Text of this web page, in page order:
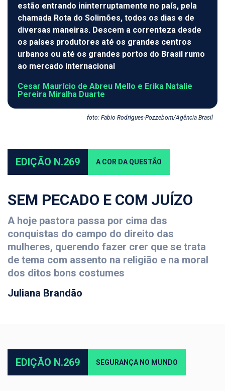
estão entrando ininterruptamente no país, pela
chamada Rota do Solimões, todos os dias e de
diversas maneiras. Descem a correnteza desde
os países produtores até os grandes centros
urbanos ou até os grandes portos do Brasil rumo
ao mercado internacional
Cesar Maurício de Abreu Mello e Erika Natalie
Pereira Miralha Duarte
foto: Fabio Rodrigues-Pozzebom/Agência Brasil
EDIÇÃO N.269 A COR DA QUESTÃO
SEM PECADO E COM JUÍZO
A hoje pastora passa por cima das
conquistas do campo do direito das
mulheres, querendo fazer crer que se trata
de tema com assento na religião e na moral
dos ditos bons costumes
Juliana Brandão
EDIÇÃO N.269 SEGURANÇA NO MUNDO